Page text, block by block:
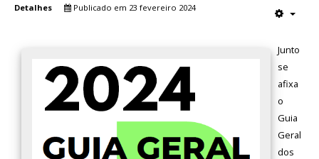
Detalhes Publicado em 23 fevereiro 2024
Junto
se
afixa
o
Guia
Geral
dos